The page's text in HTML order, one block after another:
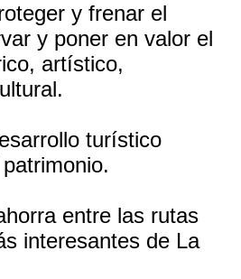
y frenar el
y poner en valor el
artístico,
turístico
entre las rutas
interesantes de La